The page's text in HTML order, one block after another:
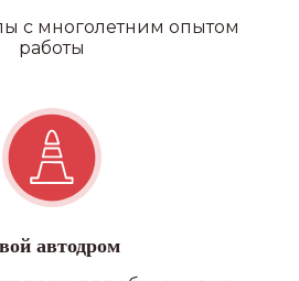
с многолетним опытом
работы
автодром